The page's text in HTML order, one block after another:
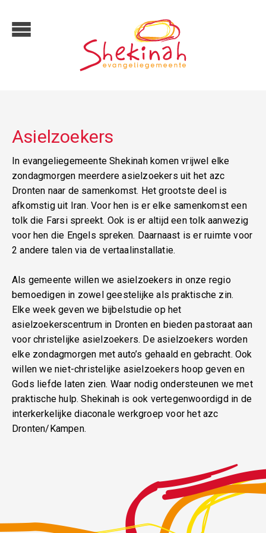
Asielzoekers
In evangeliegemeente Shekinah komen vrijwel elke
zondagmorgen meerdere asielzoekers uit het azc
Dronten naar de samenkomst. Het grootste deel is
afkomstig uit Iran. Voor hen is er elke samenkomst een
tolk die Farsi spreekt. Ook is er altijd een tolk aanwezig
voor hen die Engels spreken. Daarnaast is er ruimte voor
2 andere talen via de vertaalinstallatie.
Als gemeente willen we asielzoekers in onze regio
bemoedigen in zowel geestelijke als praktische zin.
Elke week geven we bijbelstudie op het
asielzoekerscentrum in Dronten en bieden pastoraat aan
voor christelijke asielzoekers. De asielzoekers worden
elke zondagmorgen met auto’s gehaald en gebracht. Ook
willen we niet-christelijke asielzoekers hoop geven en
Gods liefde laten zien. Waar nodig ondersteunen we met
praktische hulp. Shekinah is ook vertegenwoordigd in de
interkerkelijke diaconale werkgroep voor het azc
Dronten/Kampen.